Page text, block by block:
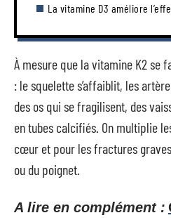
La vitamine D3 améliore
À mesure que la vitamine K2 se
: le squelette s’affaiblit, les
des os qui se fragilisent, des
en tubes calcifiés. On multiplie
cœur et pour les fractures
ou du poignet.
A lire en complément :